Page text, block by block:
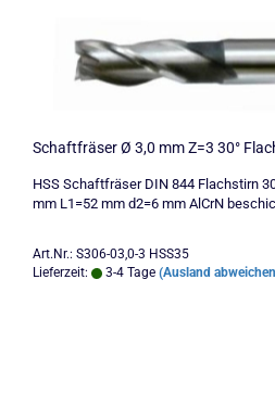
Schaftfräser Ø 3,0 mm Z=3 30°
HSS Schaftfräser DIN 844 Flachstirn
mm L1=52 mm d2=6 mm AlCrN
Art.Nr.: S306-03,0-3 HSS35
Lieferzeit:
3-4 Tage (Ausland